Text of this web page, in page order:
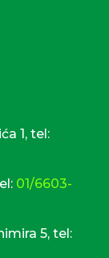
1, tel:
01/6603-
5, tel: